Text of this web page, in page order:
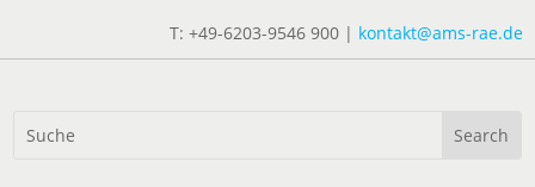
T: +49-6203-9546 900 | kontakt@ams-rae.de